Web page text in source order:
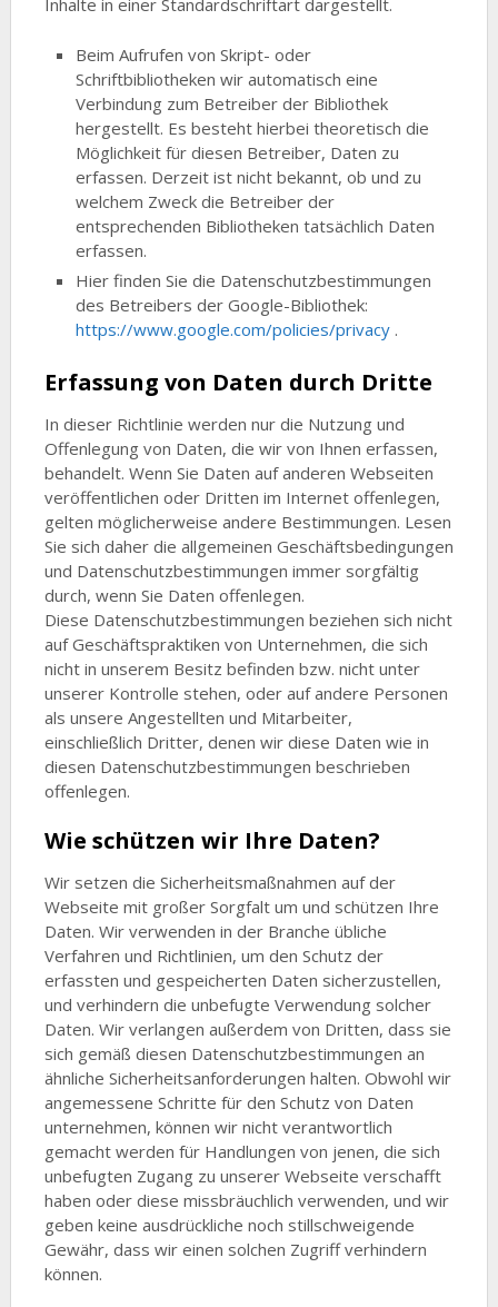
Inhalte in einer Standardschriftart dargestellt.
Beim Aufrufen von Skript- oder
Schriftbibliotheken wir automatisch eine
Verbindung zum Betreiber der Bibliothek
hergestellt. Es besteht hierbei theoretisch die
Möglichkeit für diesen Betreiber, Daten zu
erfassen. Derzeit ist nicht bekannt, ob und zu
welchem Zweck die Betreiber der
entsprechenden Bibliotheken tatsächlich Daten
erfassen.
Hier finden Sie die Datenschutzbestimmungen
des Betreibers der Google-Bibliothek:
https://www.google.com/policies/privacy .
Erfassung von Daten durch Dritte
In dieser Richtlinie werden nur die Nutzung und
Offenlegung von Daten, die wir von Ihnen erfassen,
behandelt. Wenn Sie Daten auf anderen Webseiten
veröffentlichen oder Dritten im Internet offenlegen,
gelten möglicherweise andere Bestimmungen. Lesen
Sie sich daher die allgemeinen Geschäftsbedingungen
und Datenschutzbestimmungen immer sorgfältig
durch, wenn Sie Daten offenlegen.
Diese Datenschutzbestimmungen beziehen sich nicht
auf Geschäftspraktiken von Unternehmen, die sich
nicht in unserem Besitz befinden bzw. nicht unter
unserer Kontrolle stehen, oder auf andere Personen
als unsere Angestellten und Mitarbeiter,
einschließlich Dritter, denen wir diese Daten wie in
diesen Datenschutzbestimmungen beschrieben
offenlegen.
Wie schützen wir Ihre Daten?
Wir setzen die Sicherheitsmaßnahmen auf der
Webseite mit großer Sorgfalt um und schützen Ihre
Daten. Wir verwenden in der Branche übliche
Verfahren und Richtlinien, um den Schutz der
erfassten und gespeicherten Daten sicherzustellen,
und verhindern die unbefugte Verwendung solcher
Daten. Wir verlangen außerdem von Dritten, dass sie
sich gemäß diesen Datenschutzbestimmungen an
ähnliche Sicherheitsanforderungen halten. Obwohl wir
angemessene Schritte für den Schutz von Daten
unternehmen, können wir nicht verantwortlich
gemacht werden für Handlungen von jenen, die sich
unbefugten Zugang zu unserer Webseite verschafft
haben oder diese missbräuchlich verwenden, und wir
geben keine ausdrückliche noch stillschweigende
Gewähr, dass wir einen solchen Zugriff verhindern
können.